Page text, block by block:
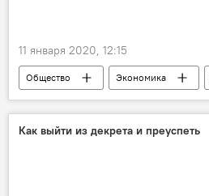
11 января 2020, 12:15
Общество Экономика
финансы
Как выйти из декрета и преуспеть